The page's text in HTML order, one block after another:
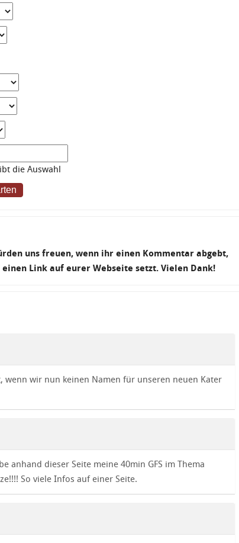
die Auswahl
uns freuen, wenn ihr einen Kommentar abgebt,
Link auf eurer Webseite setzt. Vielen Dank!
wenn wir nun keinen Namen für unseren neuen Kater
anhand dieser Seite meine 40min GFS im Thema
So viele Infos auf einer Seite.